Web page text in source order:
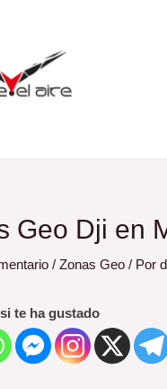
Geo Dji en
/ Zonas Geo / Por
te ha gustado